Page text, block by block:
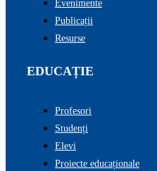
Evenimente
Publicații
Resurse
EDUCAȚIE
Profesori
Studenți
Elevi
Proiecte educaționale